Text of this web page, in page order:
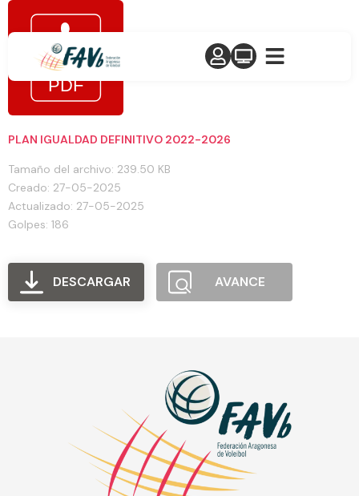
PLAN IGUALDAD DEFINITIVO 2022-2026
Tamaño del archivo: 239.50 KB
Creado: 27-05-2025
Actualizado: 27-05-2025
Golpes: 186
DESCARGAR AVANCE